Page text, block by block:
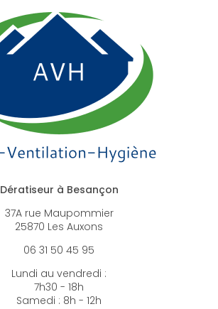
Dératiseur à Besançon
37A rue Maupommier
25870 Les Auxons
06 31 50 45 95
Lundi au vendredi :
7h30 - 18h
Samedi : 8h - 12h